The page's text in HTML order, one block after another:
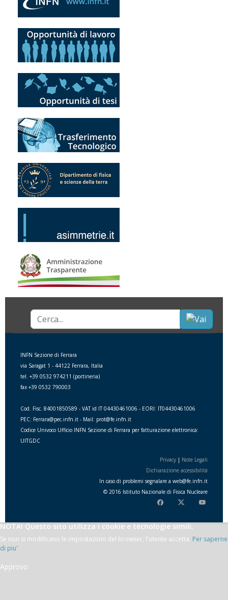
Cerca...
INFN Sezione di Ferrara
via Saragat 1 - 44122 Ferrara, Italia
tel. +39 0532 974211 (portineria)
fax +39 0532 790003
Cod. Fisc. 84001850589 - VAT id IT 04430461006 - EORI: IT04430461006
PEC: Ferrara@pec.infn.it - Mail: prot@fe.infn.it
Codice Univoco Ufficio INFN Sezione di Ferrara per fatturazione elettronica:
UITGDC
Privacy | Note Legali
Dichiarazione accessibilità
In caso di problemi segnalare a web@fe.infn.it
© 2016 Istituto Nazionale di Fisica Nucleare
NOTA! Questo sito utilizza i cookie e tecnologie simili.
Se non si modificano le impostazioni del browser, l'utente accetta. Per saperne
di piu'
Approvo